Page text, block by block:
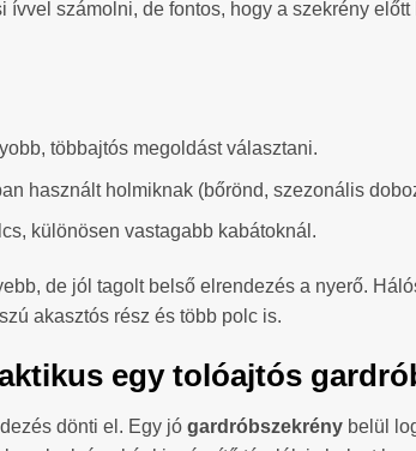
számolni, de fontos, hogy a szekrény
többajtós megoldást választani.
használt holmiknak (bőrönd, szezonális
különösen vastagabb kabátoknál.
de jól tagolt belső elrendezés a nyerő.
akasztós rész és több polc is.
egy tolóajtós
dönti el. Egy jó gardróbszekrény belül